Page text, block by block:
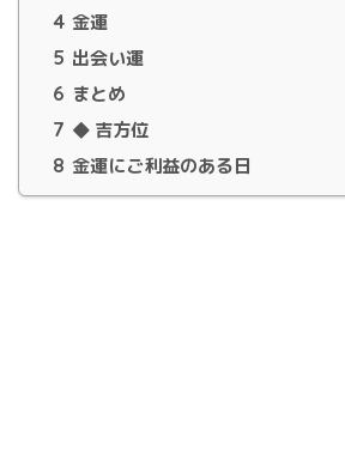
4 金運
5 出会い運
6 まとめ
7 ◆ 吉方位
8 金運にご利益のある日